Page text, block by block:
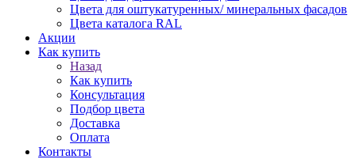
Цвета для оштукатуренных/ минеральных фасадов
Цвета каталога RAL
Акции
Как купить
Назад
Как купить
Консультация
Подбор цвета
Доставка
Оплата
Контакты